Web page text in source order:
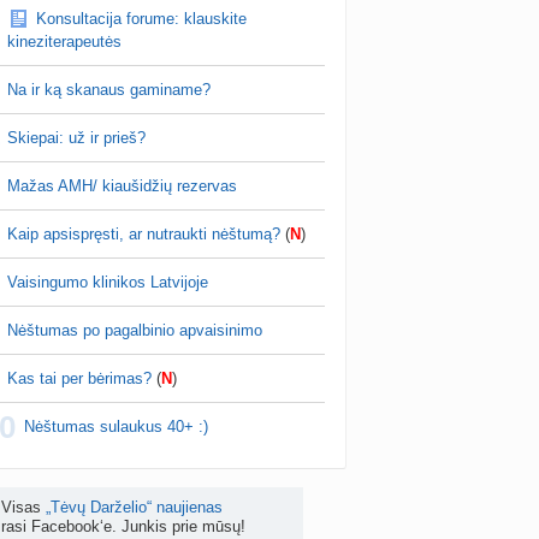
hipotirozė ir nėštumas (+3)
Šviesa777
po hemorojaus operacijos
Rasa Gal prieš 4 d.
(žmogaus papilomos virusas) (+3)
Koks vienas kasdienis šeimos įprotis labiausiai pasiteisino? (2)
TD asistentė prieš 5 d.
klausimai apie cezario pjūvį (+2)
brendimas (3)
danguolyte prieš 6 d.
testuotojos! (bendra tema)
Konsultacija forume: klauskite
kineziterapeutės
Na ir ką skanaus gaminame?
Skiepai: už ir prieš?
Mažas AMH/ kiaušidžių rezervas
Kaip apsispręsti, ar nutraukti nėštumą? (N)
Vaisingumo klinikos Latvijoje
Nėštumas po pagalbinio apvaisinimo
Kas tai per bėrimas? (N)
Nėštumas sulaukus 40+ :)
Visas „Tėvų Darželio“ naujienas
rasi Facebook‘e. Junkis prie mūsų!